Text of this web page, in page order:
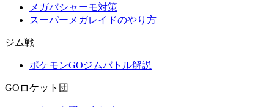
メガバシャーモ対策
スーパーメガレイドのやり方
ジム戦
ポケモンGOジムバトル解説
GOロケット団